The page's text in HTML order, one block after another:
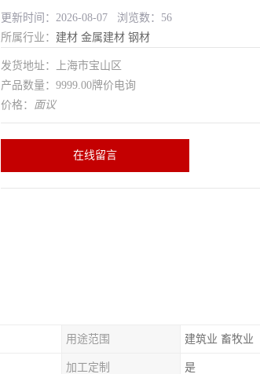
更新时间：2026-08-07 浏览数：56
所属行业： 建材 金属建材 钢材
发货地址：上海市宝山区
产品数量：9999.00牌价电询
价格： 面议
在线留言
用途范围 建筑业 畜牧业
加工定制 是